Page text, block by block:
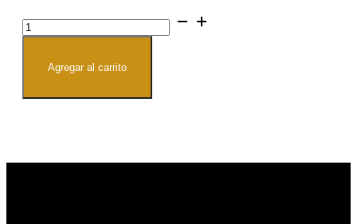
Paso
y
Beauty
Agregar al carrito